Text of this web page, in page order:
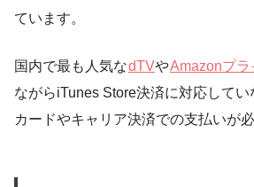
ています。
国内で最も人気なdTVやAmazonプラ
ながらiTunes Store決済に対応してい
カードやキャリア決済での支払いが